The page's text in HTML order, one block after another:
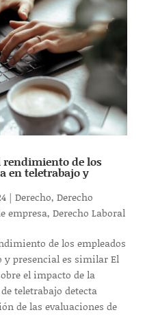
rendimiento de los
en teletrabajo y
| Derecho, Derecho
empresa, Derecho Laboral
de los empleados
y presencial es similar El
el impacto de la
teletrabajo detecta
de las evaluaciones de